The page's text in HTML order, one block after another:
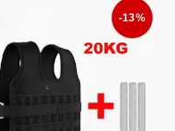
-13%